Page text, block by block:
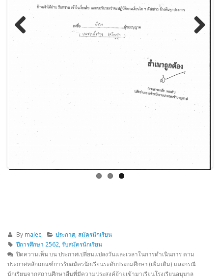
Next
By malee ประกาศ,สมัครนักเรียน
ปีการศึกษา 2562, รับสมัครนักเรียน
ปิดความเห็นบน ประกาศเปลี่ยนแปลงวันและเวลาในการดำเนินการ ตาม
ประกาศหลักเกณฑ์การรับสมัครนักเรียนระดับประถมศึกษา (เพิ่มเติม) และกรณี
นักเรียนจากสถานศึกษาอื่นที่มีความประสงค์ย้ายเข้ามาเรียนโรงเรียนอนุบาล